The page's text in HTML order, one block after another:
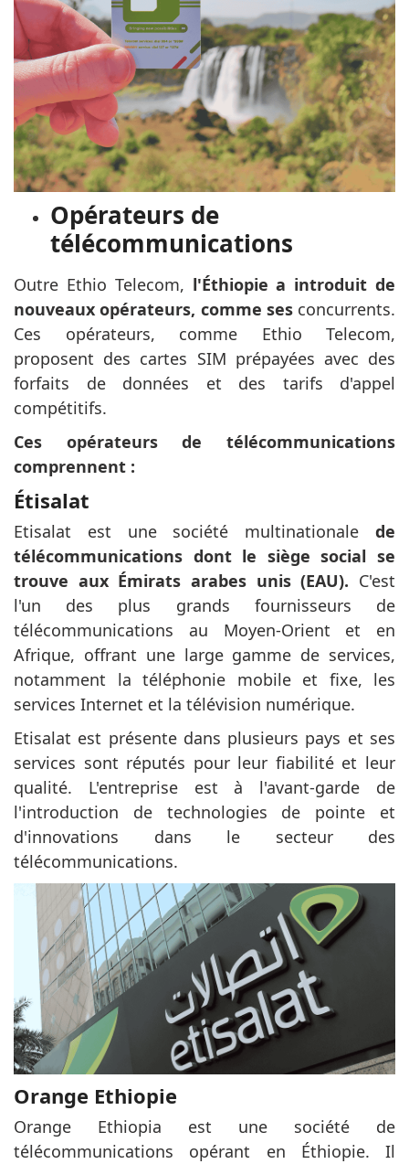
Opérateurs de
télécommunications
Outre Ethio Telecom, l'Éthiopie a introduit de
nouveaux opérateurs, comme sesconcurrents.
Ces opérateurs, comme Ethio Telecom,
proposent des cartes SIM prépayées avec des
forfaits de données et des tarifs d'appel
compétitifs.
Ces opérateurs de télécommunications
comprennent :
Étisalat
Etisalat est une société multinationale de
télécommunications dont le siège social se
trouve aux Émirats arabes unis (EAU). C'est
l'un des plus grands fournisseurs de
télécommunications au Moyen-Orient et en
Afrique, offrant une large gamme de services,
notamment la téléphonie mobile et fixe, les
services Internet et la télévision numérique.
Etisalat est présente dans plusieurs pays et ses
services sont réputés pour leur fiabilité et leur
qualité. L'entreprise est à l'avant-garde de
l'introduction de technologies de pointe et
d'innovations dans le secteur des
télécommunications.
Orange Ethiopie
Orange Ethiopia est une société de
télécommunications opérant en Éthiopie. Il